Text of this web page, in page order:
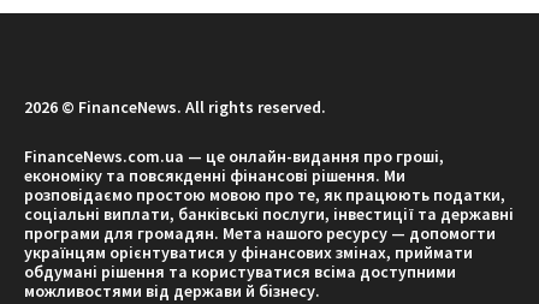
2026 © FinanceNews. All rights reserved.
FinanceNews.com.ua — це онлайн-видання про гроші,
економіку та повсякденні фінансові рішення. Ми
розповідаємо простою мовою про те, як працюють податки,
соціальні виплати, банківські послуги, інвестиції та державні
програми для громадян. Мета нашого ресурсу — допомогти
українцям орієнтуватися у фінансових змінах, приймати
обдумані рішення та користуватися всіма доступними
можливостями від держави й бізнесу.